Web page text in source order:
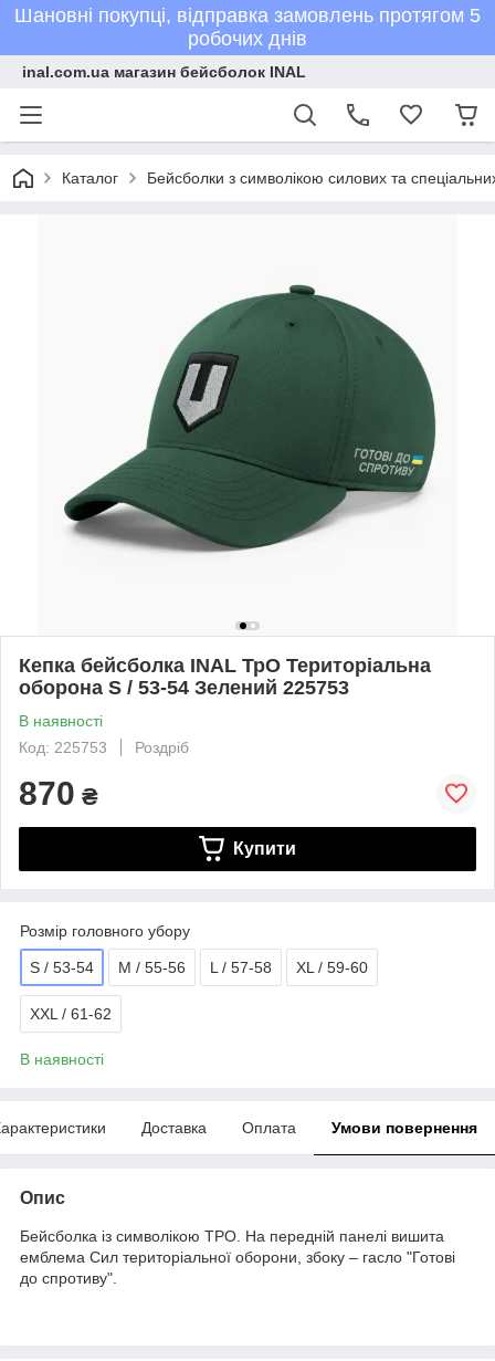
Шановні покупці, відправка замовлень протягом 5
робочих днів
inal.com.ua магазин бейсболок INAL
Каталог Бейсболки з символікою силових та
Кепка бейсболка INAL ТрО Територіальна
оборона S / 53-54 Зелений 225753
В наявності
Код: 225753
Роздріб
870 ₴
Купити
Розмір головного убору
S / 53-54 M / 55-56 L / 57-58 XL / 59-60
XXL / 61-62
В наявності
Доставка Оплата Умови повернення
Опис
Бейсболка із символікою ТРО. На передній панелі вишита
емблема Сил територіальної оборони, збоку – гасло "Готові
до спротиву".